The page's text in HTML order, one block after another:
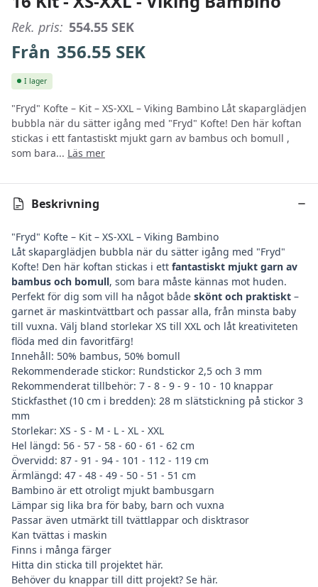
Rek. pris: 554.55SEK
Från 356.55 SEK
I lager
"Fryd" Kofte – Kit – XS-XXL – Viking Bambino Låt skaparglädjen
bubbla när du sätter igång med "Fryd" Kofte! Den här koftan
stickas i ett fantastiskt mjukt garn av bambus och bomull ,
som bara... Läs mer
Beskrivning
"Fryd" Kofte – Kit – XS-XXL – Viking Bambino
Låt skaparglädjen bubbla när du sätter igång med "Fryd"
Kofte! Den här koftan stickas i ett fantastiskt mjukt garn av
bambus och bomull, som bara måste kännas mot huden.
Perfekt för dig som vill ha något både skönt och praktiskt –
garnet är maskintvättbart och passar alla, från minsta baby
till vuxna. Välj bland storlekar XS till XXL och låt kreativiteten
flöda med din favoritfärg!
Innehåll: 50% bambus, 50% bomull
Rekommenderade stickor: Rundstickor 2,5 och 3 mm
Rekommenderat tillbehör: 7 - 8 - 9 - 9 - 10 - 10 knappar
Stickfasthet (10 cm i bredden): 28 m slätstickning på stickor 3
mm
Storlekar: XS - S - M - L - XL - XXL
Hel längd: 56 - 57 - 58 - 60 - 61 - 62 cm
Övervidd: 87 - 91 - 94 - 101 - 112 - 119 cm
Ärmlängd: 47 - 48 - 49 - 50 - 51 - 51 cm
Bambino är ett otroligt mjukt bambusgarn
Lämpar sig lika bra för baby, barn och vuxna
Passar även utmärkt till tvättlappar och disktrasor
Kan tvättas i maskin
Finns i många färger
Hitta din sticka till projektet här.
Behöver du knappar till ditt projekt? Se här.